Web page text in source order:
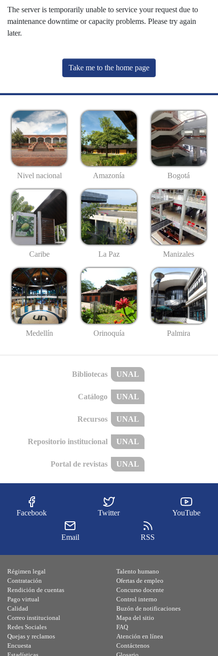
The server is temporarily unable to service your request due to
maintenance downtime or capacity problems. Please try again
later.
Take me to the home page
Nivel nacional Amazonía Bogotá
Caribe La Paz Manizales
Medellín Orinoquía Palmira
Bibliotecas UNAL
Catálogo UNAL
Recursos UNAL
Repositorio institucional UNAL
Portal de revistas UNAL
Facebook Twitter YouTube
Email RSS
Régimen legal
Contratación
Rendición de cuentas
Pago virtual
Calidad
Talento humano
Ofertas de empleo
Concurso docente
Control interno
Buzón de notificaciones
Correo institucional
Redes Sociales
Quejas y reclamos
Encuesta
Mapa del sitio
FAQ
Atención en línea
Contáctenos